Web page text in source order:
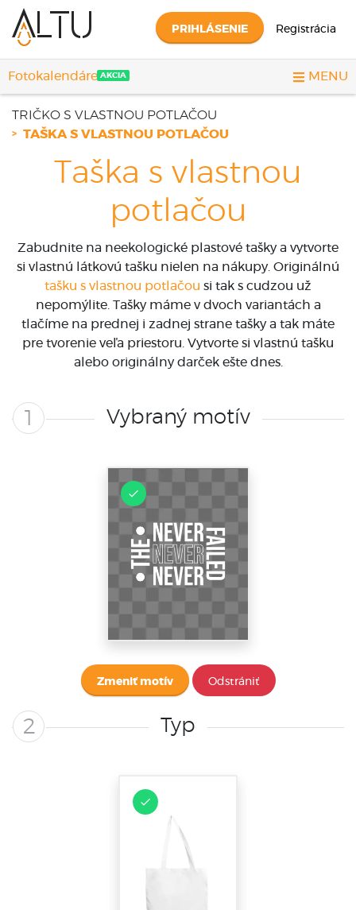
PRIHLÁSENIE Registrácia
Fotokalendáre AKCIA MENU
TRIČKO S VLASTNOU POTLAČOU
TAŠKA S VLASTNOU POTLAČOU
Taška s vlastnou
potlačou
Zabudnite na neekologické plastové tašky a vytvorte
si vlastnú látkovú tašku nielen na nákupy. Originálnú
tašku s vlastnou potlačou si tak s cudzou už
nepomýlite. Tašky máme v dvoch variantách a
tlačíme na prednej i zadnej strane tašky a tak máte
pre tvorenie veľa priestoru. Vytvorte si vlastnú tašku
alebo originálny darček ešte dnes.
1 Vybraný motív
Zmeniť motív Odstrániť
2 Typ